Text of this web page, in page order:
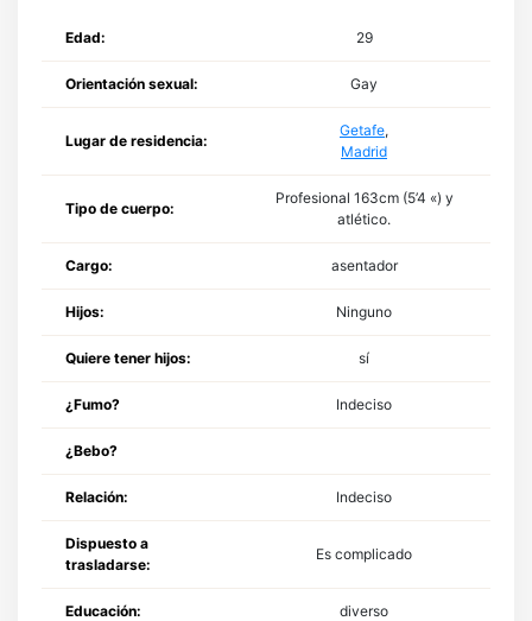
Edad: 29
Orientación sexual: Gay
Lugar de residencia:
Getafe,
Madrid
Tipo de cuerpo:
Profesional 163cm (5’4 «) y
atlético.
Cargo: asentador
Hijos: Ninguno
Quiere tener hijos: sí
¿Fumo? Indeciso
¿Bebo?
Relación: Indeciso
Dispuesto a
trasladarse:
Es complicado
Educación: diverso